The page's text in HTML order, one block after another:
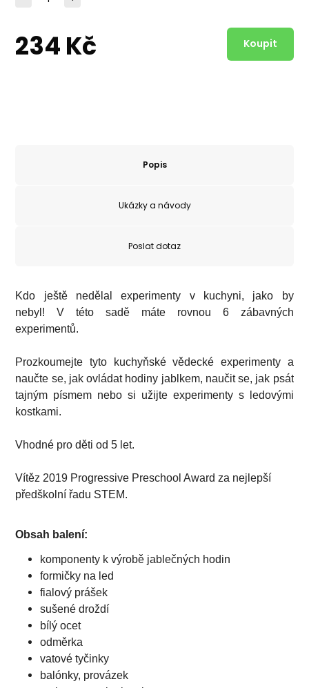
234 Kč
Popis
Ukázky a návody
Poslat dotaz
Kdo ještě nedělal experimenty v kuchyni, jako by
nebyl! V této sadě máte rovnou 6 zábavných
experimentů.
Prozkoumejte tyto kuchyňské vědecké experimenty a
naučte se, jak ovládat hodiny jablkem, naučit se, jak psát
tajným písmem nebo si užijte experimenty s ledovými
kostkami.
Vhodné pro děti od 5 let.
Vítěz 2019 Progressive Preschool Award za nejlepší
předškolní řadu STEM.
Obsah balení:
komponenty k výrobě jablečných hodin
formičky na led
fialový prášek
sušené droždí
bílý ocet
odměrka
vatové tyčinky
balónky, provázek